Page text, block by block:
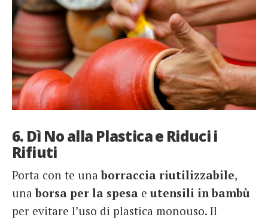
6. Dì No alla Plastica e Riduci i
Rifiuti
Porta con te unaborraccia riutilizzabile,
unaborsa per la spesa e utensili in bambù
per evitare l’uso di plastica monouso. Il